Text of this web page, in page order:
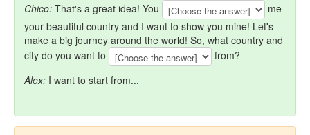
Chico: That's a great idea! You
me
your beautiful country and I want to show you mine! Let's
make a big journey around the world! So, what country and
city do you want to
from?
Alex: I want to start from...